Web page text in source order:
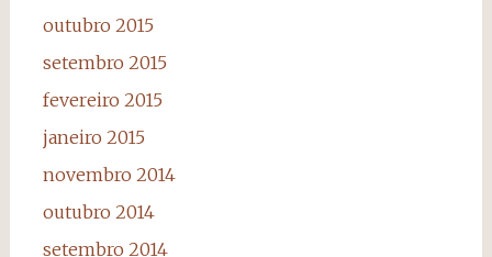
outubro 2015
setembro 2015
fevereiro 2015
janeiro 2015
novembro 2014
outubro 2014
setembro 2014